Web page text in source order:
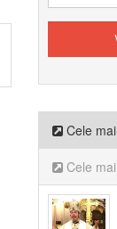
Cele mai
Cele